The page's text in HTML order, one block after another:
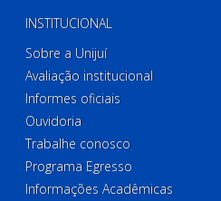
INSTITUCIONAL
Sobre a Unijuí
Avaliação institucional
Informes oficiais
Ouvidoria
Trabalhe conosco
Programa Egresso
Informações Acadêmicas